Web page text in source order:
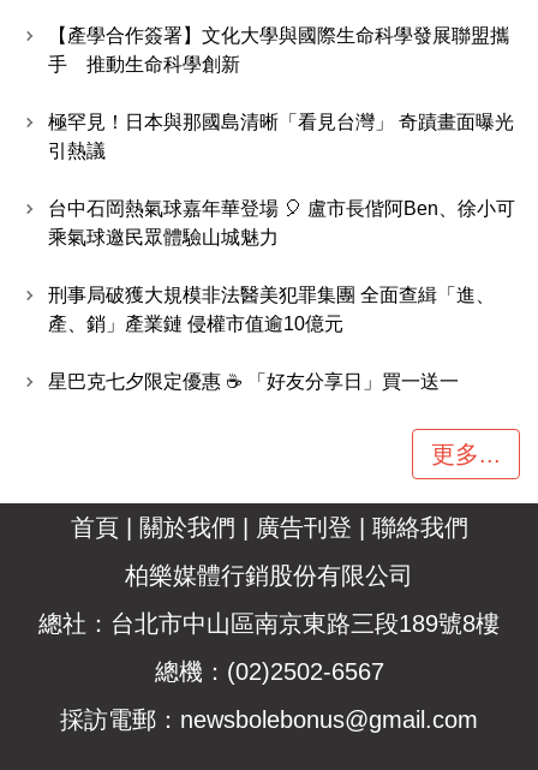
【產學合作簽署】文化大學與國際生命科學發展聯盟攜
手 推動生命科學創新
極罕見！日本與那國島清晰「看見台灣」 奇蹟畫面曝光
引熱議
台中石岡熱氣球嘉年華登場 🎈 盧市長偕阿Ben、徐小可
乘氣球邀民眾體驗山城魅力
刑事局破獲大規模非法醫美犯罪集團 全面查緝「進、
產、銷」產業鏈 侵權市值逾10億元
星巴克七夕限定優惠 ☕ 「好友分享日」買一送一
更多...
首頁 關於我們 廣告刊登
聯絡我們
柏樂媒體行銷股份有限公司
總社：台北市中山區南京東路三段189號8樓
總機：(02)2502-6567
採訪電郵： newsbolebonus@gmail.com